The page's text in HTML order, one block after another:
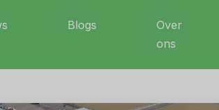
Blogs
Over
ons